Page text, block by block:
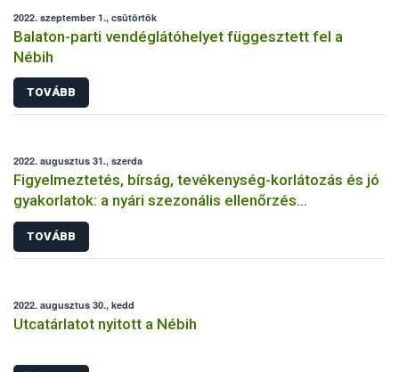
2022. szeptember 1., csütörtök
Balaton-parti vendéglátóhelyet függesztett fel a
Nébih
TOVÁBB
2022. augusztus 31., szerda
Figyelmeztetés, bírság, tevékenység-korlátozás és jó
gyakorlatok: a nyári szezonális ellenőrzés
tapasztalatai címszavakban
TOVÁBB
2022. augusztus 30., kedd
Utcatárlatot nyitott a Nébih